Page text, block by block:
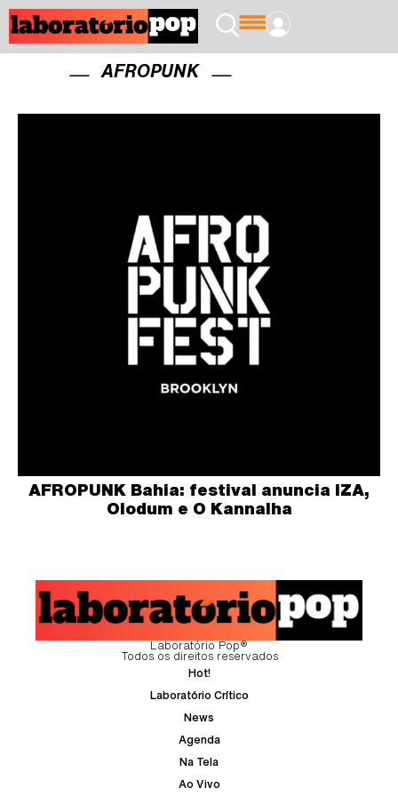
AFROPUNK
AFROPUNK Bahia: festival anuncia IZA,
Olodum e O Kannalha
Laboratório Pop®
Todos os direitos reservados
Hot!
Laboratório Crítico
News
Agenda
Na Tela
Ao Vivo